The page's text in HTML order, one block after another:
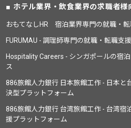
ホテル業界・飲食業界の求職者様
おもてなしHR 宿泊業界専門の就職・
FURUMAU - 調理師専門の就職・転職支
Hospitality Careers - シンガポールの宿
ス
886旅館人力銀行 日本旅館工作 - 日本と
決型プラットフォーム
886旅館人力銀行 台湾旅館工作 - 台湾宿
援プラットフォーム